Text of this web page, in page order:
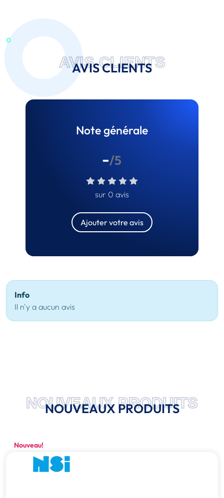
AVIS CLIENTS
AVIS CLIENTS
Note générale
-/5
sur 0 avis
Ajouter votre avis
Info
Il n'y a aucun avis
NOUVEAUX PRODUITS
NOUVEAUX PRODUITS
Nouveau!